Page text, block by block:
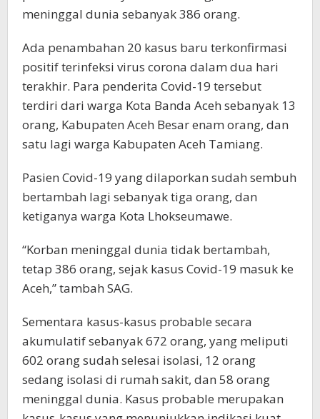
meninggal dunia sebanyak 386 orang.
Ada penambahan 20 kasus baru terkonfirmasi
positif terinfeksi virus corona dalam dua hari
terakhir. Para penderita Covid-19 tersebut
terdiri dari warga Kota Banda Aceh sebanyak 13
orang, Kabupaten Aceh Besar enam orang, dan
satu lagi warga Kabupaten Aceh Tamiang.
Pasien Covid-19 yang dilaporkan sudah sembuh
bertambah lagi sebanyak tiga orang, dan
ketiganya warga Kota Lhokseumawe.
“Korban meninggal dunia tidak bertambah,
tetap 386 orang, sejak kasus Covid-19 masuk ke
Aceh,” tambah SAG.
Sementara kasus-kasus probable secara
akumulatif sebanyak 672 orang, yang meliputi
602 orang sudah selesai isolasi, 12 orang
sedang isolasi di rumah sakit, dan 58 orang
meninggal dunia. Kasus probable merupakan